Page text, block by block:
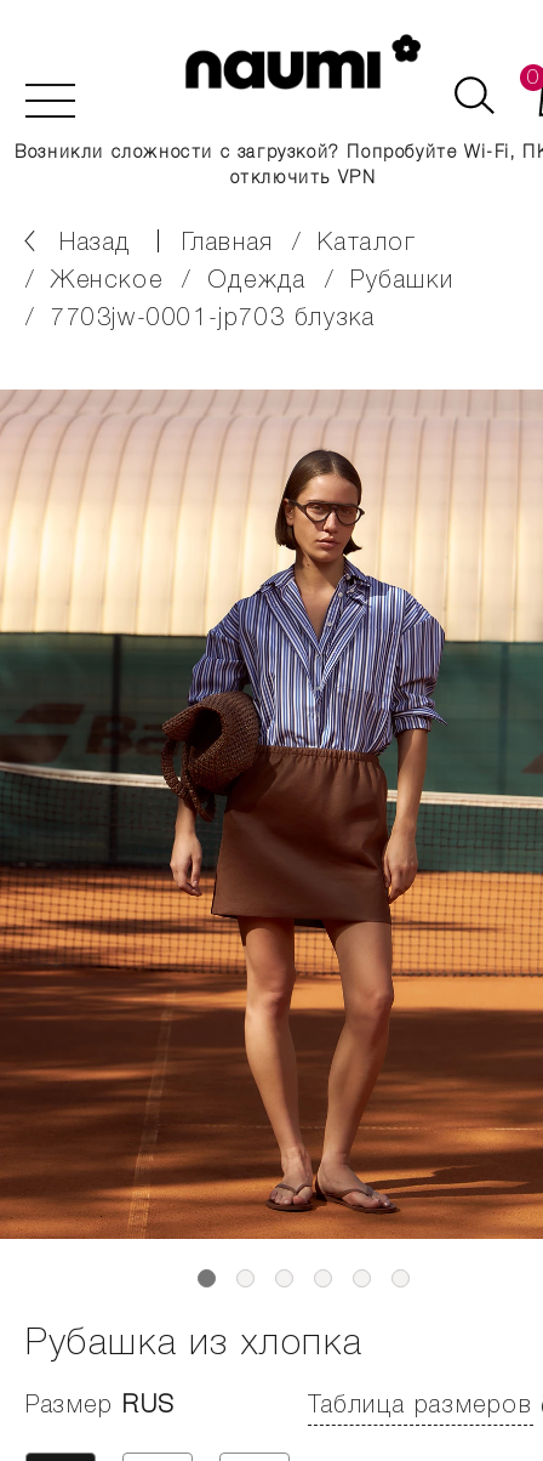
0
Возникли сложности с загрузкой? Попробуйте Wi-Fi,
отключить VPN
Назад главная
каталог
женское
одежда
рубашки
7703jw-0001-jp703 блузка
Рубашка из хлопка
Размер RUS Таблица размеров